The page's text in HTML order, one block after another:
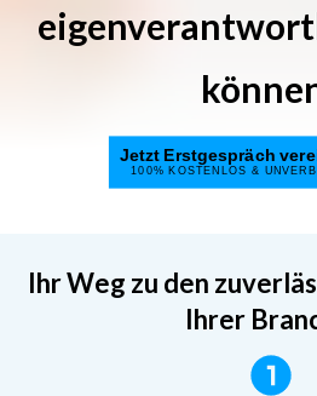
Jetzt Erstgespräch
100% KOSTENLOS &
Ihr Weg zu den
Ihrer